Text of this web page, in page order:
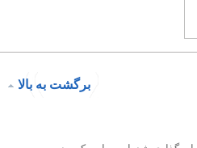
برگشت به بالا